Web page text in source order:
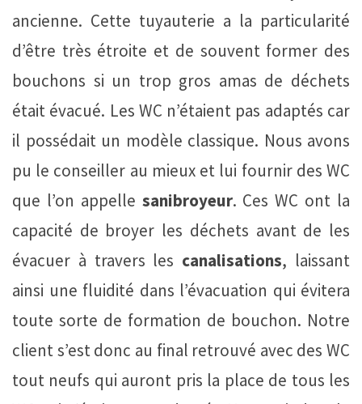
ancienne. Cette tuyauterie a la particularité
d’être très étroite et de souvent former des
bouchons si un trop gros amas de déchets
était évacué. Les WC n’étaient pas adaptés car
il possédait un modèle classique. Nous avons
pu le conseiller au mieux et lui fournir des WC
que l’on appelle sanibroyeur. Ces WC ont la
capacité de broyer les déchets avant de les
évacuer à travers les canalisations, laissant
ainsi une fluidité dans l’évacuation qui évitera
toute sorte de formation de bouchon. Notre
client s’est donc au final retrouvé avec des WC
tout neufs qui auront pris la place de tous les